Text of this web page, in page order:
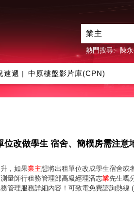
熱門搜尋: 陳
速遞 | 中原樓盤影片庫(CPN)
位改做學生 宿舍、簡樸房需注意
，如果業主想將出租單位改成學生宿舍或
量師行租務管理部高級經理潘志業先生嘅
管理服務詳細內容！可致電免費諮詢熱